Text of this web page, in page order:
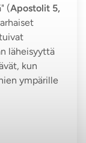
(Apostolit 5,
läheisyyttä
kun
ympärille